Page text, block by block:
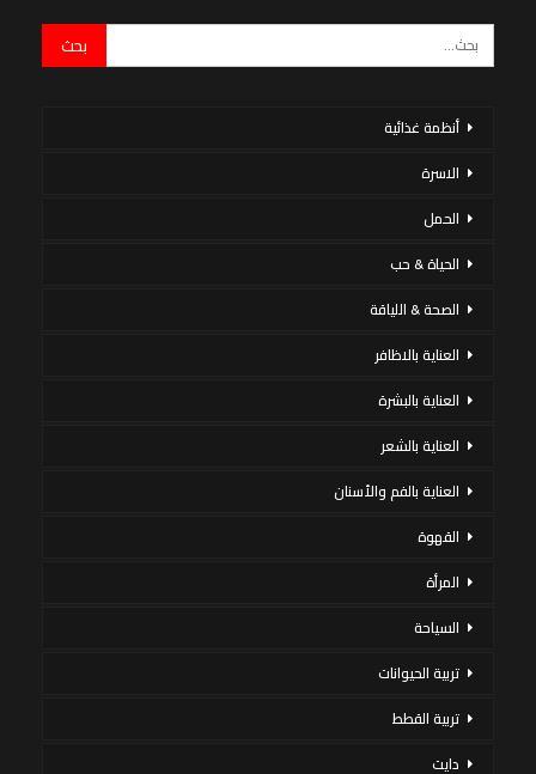
أنظمة غذائية
الاسرة
الحمل
الحياة & حب
الصحة & اللياقة
العناية بالاظافر
العناية بالبشرة
العناية بالشعر
العناية بالفم والأسنان
القهوة
المرأة
السياحة
تربية الحيوانات
تربية القطط
دايت